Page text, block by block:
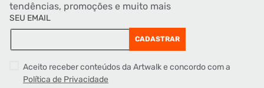
tendências, promoções e muito mais
SEU EMAIL
CADASTRAR
Aceito receber conteúdos da Artwalk e concordo com a
Política de Privacidade